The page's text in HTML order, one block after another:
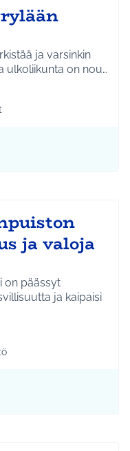
ja varsinkin
ulkoliikunta on nou…
Liikunta ja
ja valoja
on päässyt
ja kaipaisi
Tuusulan kylät
teeman mukaan: